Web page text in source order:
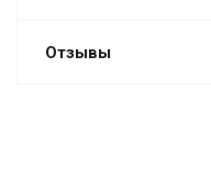
Отзывы